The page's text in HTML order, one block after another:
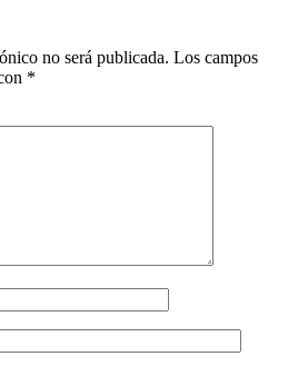
no será publicada. Los campos
*